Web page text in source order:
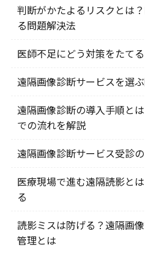
判断がかたよるリスクとは
る問題解決法
医師不足にどう対策をたて
遠隔画像診断サービスを選
遠隔画像診断の導入手順と
での流れを解説
遠隔画像診断サービス受診
医療現場で進む遠隔読影と
る
読影ミスは防げる？遠隔画
管理とは